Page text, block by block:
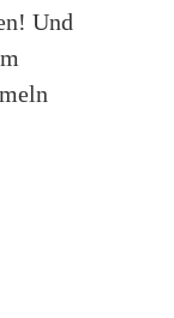
Und